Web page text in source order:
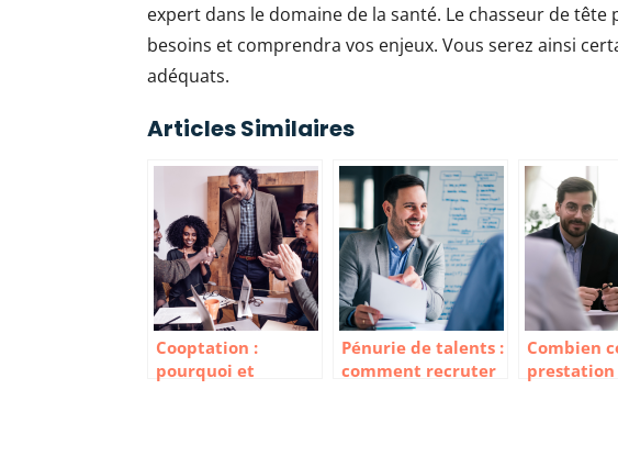
expert dans le domaine de la santé. Le chasseur de
besoins et comprendra vos enjeux. Vous serez ainsi
adéquats.
Articles Similaires
Cooptation :
pourquoi et
Pénurie de talents :
comment recruter
Combien
prestation